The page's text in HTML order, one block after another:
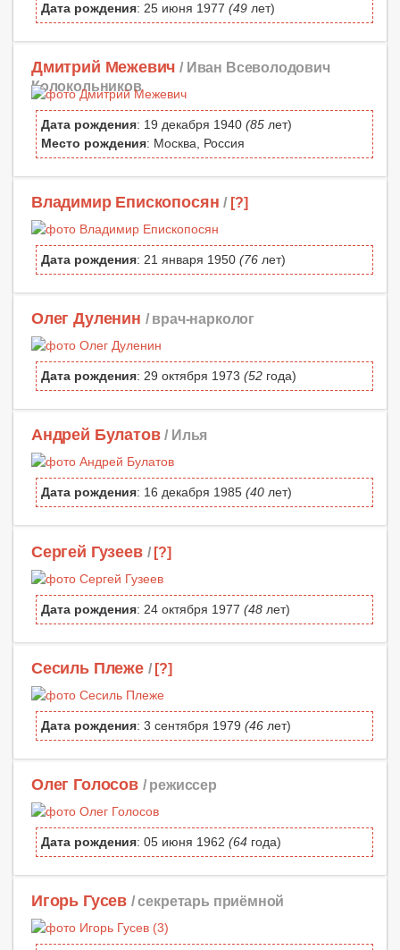
Дата рождения: 25 июня 1977 (49 лет)
Дмитрий Межевич / Иван Всеволодович
Колокольников
Дата рождения: 19 декабря 1940 (85 лет)
Место рождения: Москва, Россия
Владимир Епископосян / [?]
Дата рождения: 21 января 1950 (76 лет)
Олег Дуленин / врач-нарколог
Дата рождения: 29 октября 1973 (52 года)
Андрей Булатов / Илья
Дата рождения: 16 декабря 1985 (40 лет)
Сергей Гузеев / [?]
Дата рождения: 24 октября 1977 (48 лет)
Сесиль Плеже / [?]
Дата рождения: 3 сентября 1979 (46 лет)
Олег Голосов / режиссер
Дата рождения: 05 июня 1962 (64 года)
Игорь Гусев / секретарь приёмной